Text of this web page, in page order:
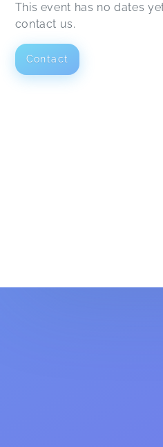
This event has no dates
contact us.
Contact